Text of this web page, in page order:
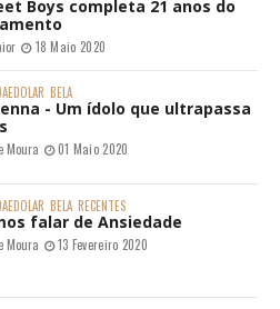
Boys completa 21 anos do
18 Maio 2020
BELA
- Um ídolo que ultrapassa
Moura 01 Maio 2020
BELA RECENTES
falar de Ansiedade
Moura 13 Fevereiro 2020